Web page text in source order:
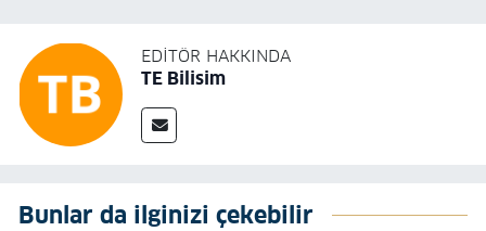
EDITÖR HAKKINDA
TE Bilisim
Bunlar da ilginizi çekebilir